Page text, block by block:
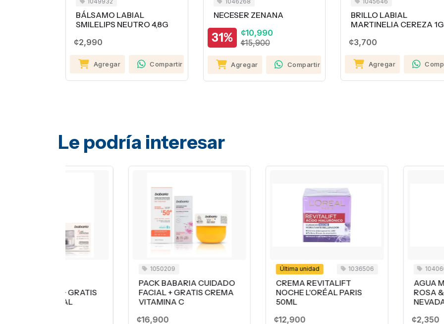
BÁLSAMO LABIAL
SMILELIPS NEUTRO 4,8G
¢2,990
Agregar Compartir
NECESER ZENANA
31%
¢10,990
¢15,900
Agregar Compartir
BRILLO LABIAL
MARTINELIA CEREZA 1G
¢3,700
Agregar
Le podría interesar
PACK BABARIA CUIDADO
FACIAL + GRATIS CREMA
1036506
CREMA REVITALIFT
NOCHE L'ORÉAL PARIS
1040609
AGUA MICELAR CON
ROSA & HAMAMELIS